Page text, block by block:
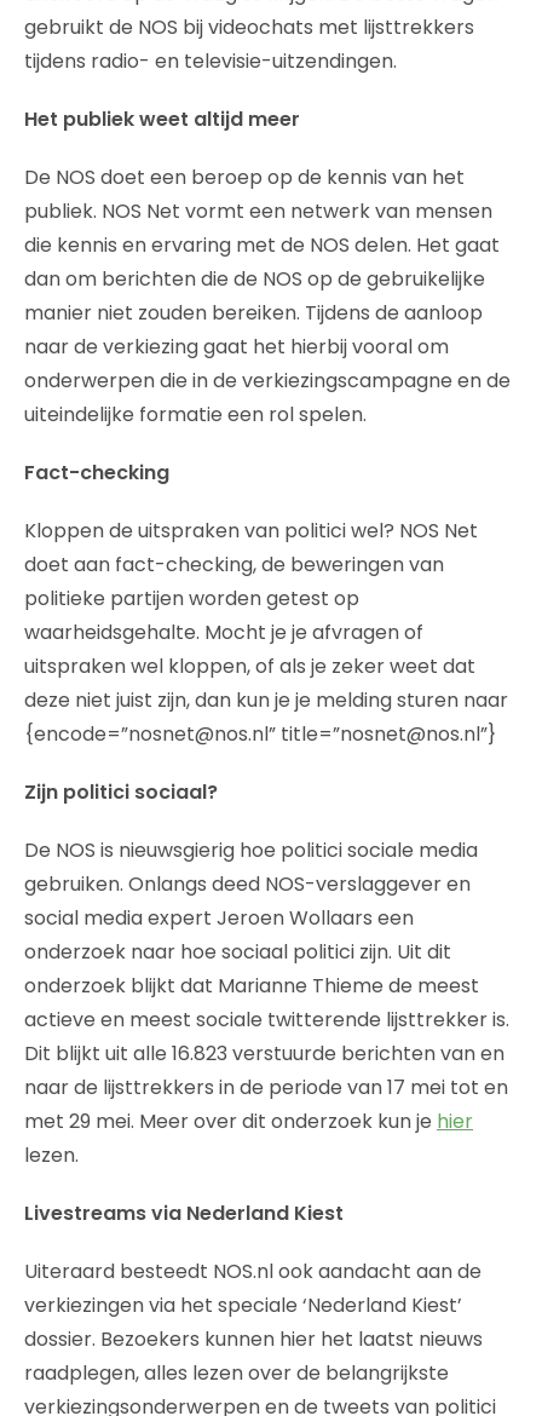
gebruikt de NOS bij videochats met lijsttrekkers
tijdens radio- en televisie-uitzendingen.
Het publiek weet altijd meer
De NOS doet een beroep op de kennis van het
publiek. NOS Net vormt een netwerk van mensen
die kennis en ervaring met de NOS delen. Het gaat
dan om berichten die de NOS op de gebruikelijke
manier niet zouden bereiken. Tijdens de aanloop
naar de verkiezing gaat het hierbij vooral om
onderwerpen die in de verkiezingscampagne en de
uiteindelijke formatie een rol spelen.
Fact-checking
Kloppen de uitspraken van politici wel? NOS Net
doet aan fact-checking, de beweringen van
politieke partijen worden getest op
waarheidsgehalte. Mocht je je afvragen of
uitspraken wel kloppen, of als je zeker weet dat
deze niet juist zijn, dan kun je je melding sturen naar
{encode=”nosnet@nos.nl” title=”nosnet@nos.nl”}
Zijn politici sociaal?
De NOS is nieuwsgierig hoe politici sociale media
gebruiken. Onlangs deed NOS-verslaggever en
social media expert Jeroen Wollaars een
onderzoek naar hoe sociaal politici zijn. Uit dit
onderzoek blijkt dat Marianne Thieme de meest
actieve en meest sociale twitterende lijsttrekker is.
Dit blijkt uit alle 16.823 verstuurde berichten van en
naar de lijsttrekkers in de periode van 17 mei tot en
met 29 mei. Meer over dit onderzoek kun je hier
lezen.
Livestreams via Nederland Kiest
Uiteraard besteedt NOS.nl ook aandacht aan de
verkiezingen via het speciale ‘Nederland Kiest’
dossier. Bezoekers kunnen hier het laatst nieuws
raadplegen, alles lezen over de belangrijkste
verkiezingsonderwerpen en de tweets van politici